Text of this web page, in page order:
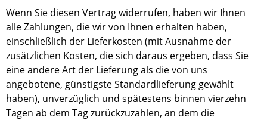
Wenn Sie diesen Vertrag widerrufen, haben wir Ihnen
alle Zahlungen, die wir von Ihnen erhalten haben,
einschließlich der Lieferkosten (mit Ausnahme der
zusätzlichen Kosten, die sich daraus ergeben, dass Sie
eine andere Art der Lieferung als die von uns
angebotene, günstigste Standardlieferung gewählt
haben), unverzüglich und spätestens binnen vierzehn
Tagen ab dem Tag zurückzuzahlen, an dem die